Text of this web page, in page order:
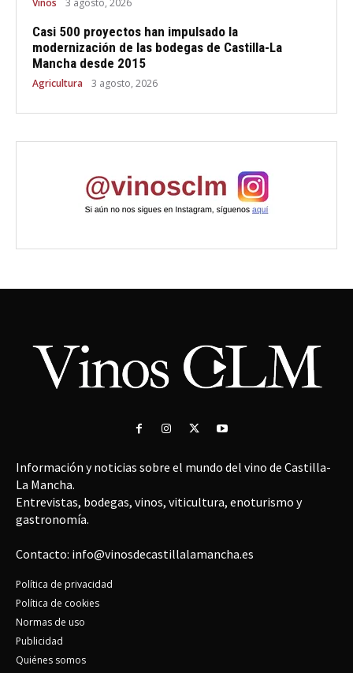
Vinos 3 agosto, 2026
Casi 500 proyectos han impulsado la
modernización de las bodegas de Castilla-La
Mancha desde 2015
Agricultura 3 agosto, 2026
Información y noticias sobre el mundo del vino de Castilla-
La Mancha.
Entrevistas, bodegas, vinos, viticultura, enoturismo y
gastronomía.
Contacto: info@vinosdecastillalamancha.es
Política de privacidad
Política de cookies
Normas de uso
Publicidad
Quiénes somos